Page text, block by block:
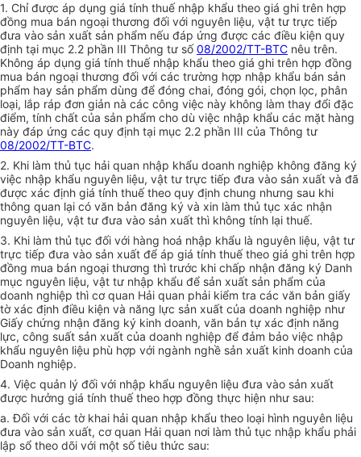
1. Chỉ được áp dụng giá tính thuế nhập khẩu theo giá ghi trên hợp
đồng mua bán ngoại thương đối với nguyên liệu, vật tư trực tiếp
đưa vào sản xuất sản phẩm nếu đáp ứng được các điều kiện quy
định tại mục 2.2 phần III Thông tư số08/2002/TT-BTC nêu trên.
Không áp dụng giá tính thuế nhập khẩu theo giá ghi trên hợp đồng
mua bán ngoại thương đối với các trường hợp nhập khẩu bán sản
phẩm hay sản phẩm dùng để đóng chai, đóng gói, chọn lọc, phân
loại, lắp ráp đơn giản nà các công việc này không làm thay đổi đặc
điểm, tính chất của sản phẩm cho dù việc nhập khẩu các mặt hàng
này đáp ứng các quy định tại mục 2.2 phần III của Thông tư
08/2002/TT-BTC.
2. Khi làm thủ tục hải quan nhập khẩu doanh nghiệp không đăng ký
việc nhập khẩu nguyên liệu, vật tư trực tiếp đưa vào sản xuất và đã
được xác định giá tính thuế theo quy định chung nhưng sau khi
thông quan lại có văn bản đăng ký và xin làm thủ tục xác nhận
nguyên liệu, vật tư đưa vào sản xuất thì không tính lại thuế.
3. Khi làm thủ tục đối với hàng hoá nhập khẩu là nguyên liệu, vật tư
trực tiếp đưa vào sản xuất để áp giá tính thuế theo giá ghi trên hợp
đồng mua bán ngoại thương thì trước khi chấp nhận đăng ký Danh
mục nguyên liệu, vật tư nhập khẩu để sản xuất sản phẩm của
doanh nghiệp thì cơ quan Hải quan phải kiểm tra các văn bản giấy
tờ xác định điều kiện và năng lực sản xuất của doanh nghiệp như
Giấy chứng nhận đăng ký kinh doanh, văn bản tự xác định năng
lực, công suất sản xuất của doanh nghiệp để đảm bảo việc nhập
khẩu nguyên liệu phù hợp với ngành nghề sản xuất kinh doanh của
Doanh nghiệp.
4. Việc quản lý đối với nhập khẩu nguyên liệu đưa vào sản xuất
được hưởng giá tính thuế theo hợp đồng thực hiện như sau:
a. Đối với các tờ khai hải quan nhập khẩu theo loại hình nguyên liệu
đưa vào sản xuất, cơ quan Hải quan nơi làm thủ tục nhập khẩu phải
lập sổ theo dõi với một số tiêu thức sau: